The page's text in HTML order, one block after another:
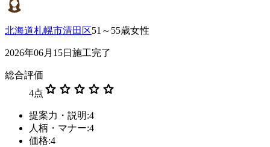
北海道札幌市清田区51～55歳女性
2026年06月15日施工完了
総合評価
4点 star star star star star
提案力・説明:4
人柄・マナー:4
価格:4